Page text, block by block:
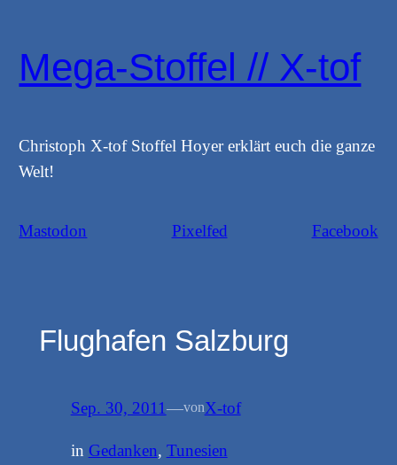
springen
Mega-Stoffel // X-tof
Christoph X-tof Stoffel Hoyer erklärt euch die ganze
Welt!
Mastodon Pixelfed Facebook
Flughafen Salzburg
Sep. 30, 2011—vonX-tof
in Gedanken, Tunesien